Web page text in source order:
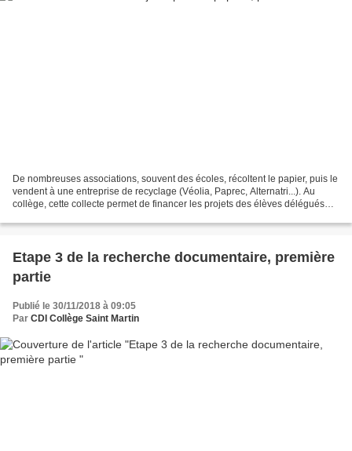
De nombreuses associations, souvent des écoles, récoltent le papier, puis le
vendent à une entreprise de recyclage (Véolia, Paprec, Alternatri...). Au
collège, cette collecte permet de financer les projets des élèves délégués
Etape 3 de la recherche documentaire, première
partie
Publié le 30/11/2018 à 09:05
Par CDI Collège Saint Martin